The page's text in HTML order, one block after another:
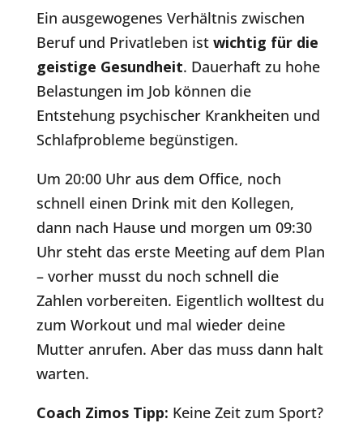
Ein ausgewogenes Verhältnis zwischen
Beruf und Privatleben ist wichtig für die
geistige Gesundheit. Dauerhaft zu hohe
Belastungen im Job können die
Entstehung psychischer Krankheiten und
Schlafprobleme begünstigen.
Um 20:00 Uhr aus dem Office, noch
schnell einen Drink mit den Kollegen,
dann nach Hause und morgen um 09:30
Uhr steht das erste Meeting auf dem Plan
– vorher musst du noch schnell die
Zahlen vorbereiten. Eigentlich wolltest du
zum Workout und mal wieder deine
Mutter anrufen. Aber das muss dann halt
warten.
Coach Zimos Tipp: Keine Zeit zum Sport?